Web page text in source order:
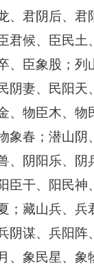
、君阴后、君
君候、臣民土
、臣象股；列
阴妻、民阳天
、物臣木、物
象春；潜山阴
、阴阳乐、阴
臣干、阳民神
；藏山兵、兵
阴谋、兵阳阵
、象民星、象